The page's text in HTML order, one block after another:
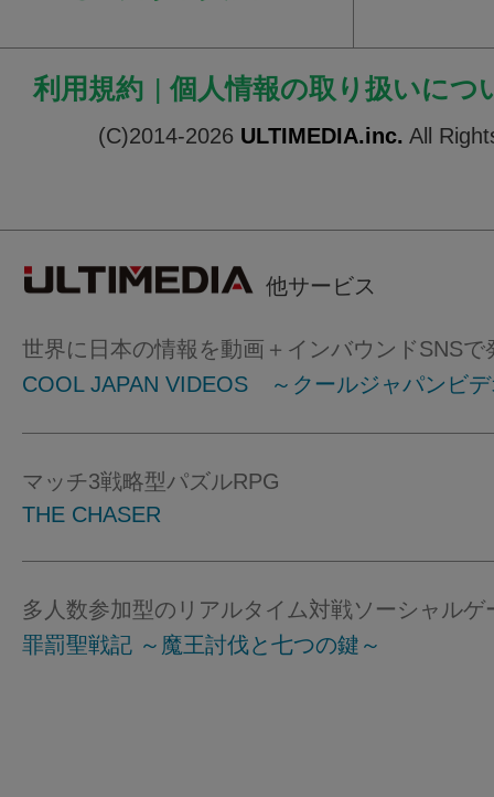
利用規約 | 個人情報の取り扱いにつ
(C)2014-2026 ULTIMEDIA.inc. All
他サービス
世界に日本の情報を動画＋インバウンドSNSで
COOL JAPAN VIDEOS ～クールジャパンビ
マッチ3戦略型パズルRPG
THE CHASER
多人数参加型のリアルタイム対戦ソーシャルゲ
罪罰聖戦記 ～魔王討伐と七つの鍵～